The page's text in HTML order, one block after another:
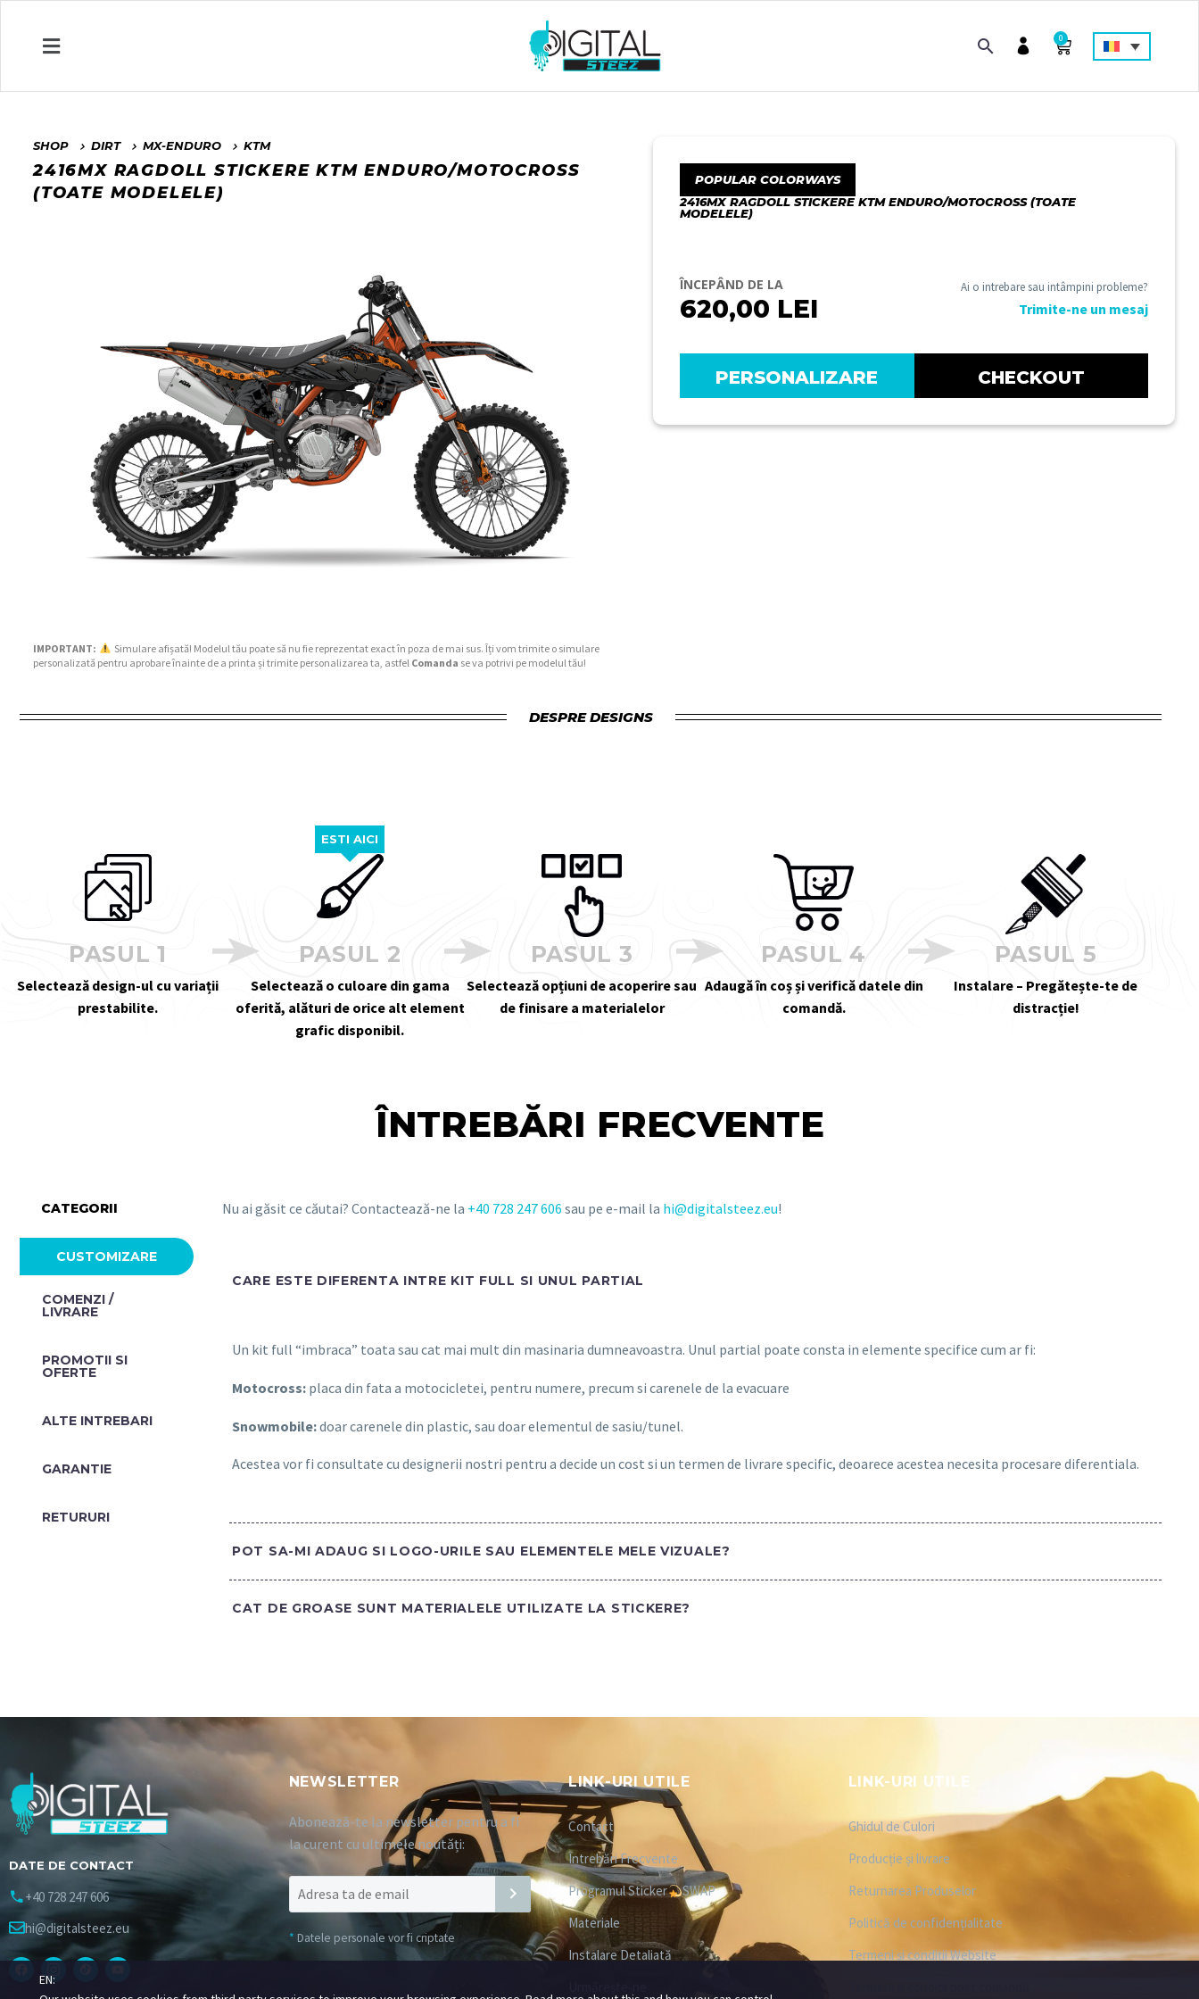
0
SHOP DIRT MX-ENDURO KTM
2416MX RAGDOLL STICKERE KTM ENDURO/MOTOCROSS
(TOATE MODELELE)
IMPORTANT:
Simulare afișată! Modelul tău poate să nu fie reprezentat exact în poza de mai sus. Îți vom trimite o simulare
personalizată pentru aprobare înainte de a printa și trimite personalizarea ta, astfel Comanda se va potrivi pe modelul tău!
POPULAR COLORWAYS
2416MX RAGDOLL STICKERE KTM ENDURO/MOTOCROSS (TOATE
MODELELE)
ÎNCEPÂND DE LA
620,00 LEI
Ai o intrebare sau intâmpini probleme?
Trimite-ne un mesaj
PERSONALIZARE CHECKOUT
DESPRE DESIGNS
PASUL 1
Selectează design-ul cu variații
prestabilite.
ESTI AICI
PASUL 2
Selectează o culoare din gama
oferită, alături de orice alt element
grafic disponibil.
PASUL 3
Selectează opțiuni de acoperire sau
de finisare a materialelor
PASUL 4
Adaugă în coș și verifică datele din
comandă.
PASUL 5
Instalare – Pregătește-te de
distracție!
ÎNTREBĂRI FRECVENTE
CATEGORII Nu ai găsit ce căutai? Contactează-ne la +40 728 247 606sau pe e-mail la hi@digitalsteez.eu!
CUSTOMIZARE
COMENZI /
LIVRARE
PROMOTII SI
OFERTE​
ALTE INTREBARI​
GARANTIE
RETURURI
CARE ESTE DIFERENTA INTRE KIT FULL SI UNUL PARTIAL
Un kit full “imbraca” toata sau cat mai mult din masinaria dumneavoastra. Unul partial poate consta in elemente specifice cum ar fi:
Motocross: placa din fata a motocicletei, pentru numere, precum si carenele de la evacuare
Snowmobile:doar carenele din plastic, sau doar elementul de sasiu/tunel.
Acestea vor fi consultate cu designerii nostri pentru a decide un cost si un termen de livrare specific, deoarece acestea necesita procesare diferentiala.
POT SA-MI ADAUG SI LOGO-URILE SAU ELEMENTELE MELE VIZUALE?
CAT DE GROASE SUNT MATERIALELE UTILIZATE LA STICKERE?
DATE DE CONTACT
+40 728 247 606
hi@digitalsteez.eu
NEWSLETTER
Abonează-te la newsletter pentru a fi
la curent cu ultimele noutăți:
* Datele personale vor fi criptate
LINK-URI UTILE
Contact
Întrebări Frecvente
Programul Sticker
SWAP
Materiale
Instalare Detaliată
LINK-URI UTILE
Ghidul de Culori
Producție și livrare
Returnarea Produselor
Politică de confidențialitate
Termeni și condiții Website
EN: